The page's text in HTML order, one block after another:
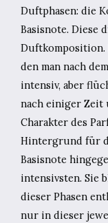
Duftphasen: die
Basisnote. Diese
den man nach
intensiv, aber
nach einiger Zeit
Charakter des
Hintergrund für
Basisnote
intensivsten. Sie
dieser Phasen
nur in dieser